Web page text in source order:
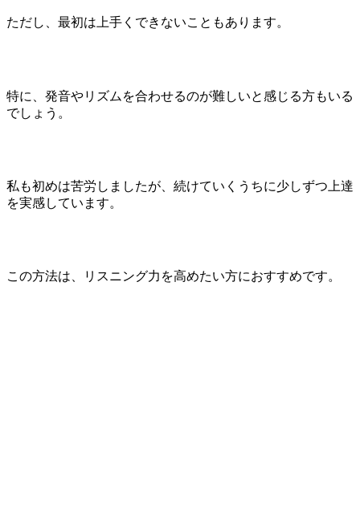
ただし、最初は上手くできないこともあります。
特に、発音やリズムを合わせるのが難しいと感じる方もいる
でしょう。
私も初めは苦労しましたが、続けていくうちに少しずつ上達
を実感しています。
この方法は、リスニング力を高めたい方におすすめです。